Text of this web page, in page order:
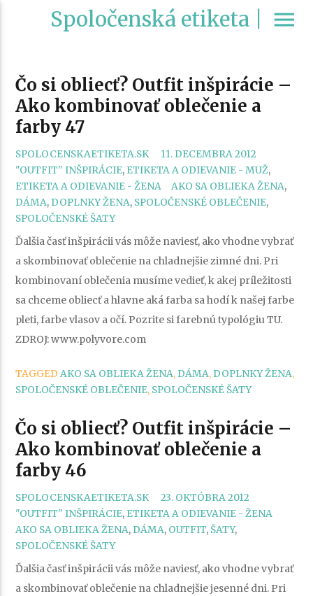
Spoločenská etiketa | menu
Čo si obliecť? Outfit inšpirácie –
Ako kombinovať oblečenie a
farby 47
SPOLOCENSKAETIKETA.SK
11. DECEMBRA 2012
CATEGORIES
"OUTFIT" INŠPIRÁCIE, ETIKETA A ODIEVANIE - MUŽ,
ETIKETA A ODIEVANIE - ŽENA
TAGS
AKO SA OBLIEKA ŽENA,
DÁMA, DOPLNKY ŽENA, SPOLOČENSKÉ OBLEČENIE,
SPOLOČENSKÉ ŠATY
Ďalšia časť inšpirácii vás môže naviesť, ako vhodne vybrať
a skombinovať oblečenie na chladnejšie zimné dni. Pri
kombinovaní oblečenia musíme vedieť, k akej príležitosti
sa chceme obliecť a hlavne aká farba sa hodí k našej farbe
pleti, farbe vlasov a očí. Pozrite si farebnú typológiu TU.
ZDROJ: www.polyvore.com
TAGGEDAKO SA OBLIEKA ŽENA, DÁMA, DOPLNKY ŽENA,
SPOLOČENSKÉ OBLEČENIE, SPOLOČENSKÉ ŠATY
Čo si obliecť? Outfit inšpirácie –
Ako kombinovať oblečenie a
farby 46
SPOLOCENSKAETIKETA.SK
23. OKTÓBRA 2012
CATEGORIES
"OUTFIT" INŠPIRÁCIE, ETIKETA A ODIEVANIE - ŽENA
AKO SA OBLIEKA ŽENA, DÁMA, OUTFIT, ŠATY,
SPOLOČENSKÉ ŠATY
Ďalšia časť inšpirácii vás môže naviesť, ako vhodne vybrať
a skombinovať oblečenie na chladnejšie jesenné dni. Pri